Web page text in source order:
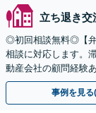
立ち退き交
◎初回相談無料◎【弁
相談に対応します。
動産会社の顧問経験
ど顧問契約もお任せ
事例を見る